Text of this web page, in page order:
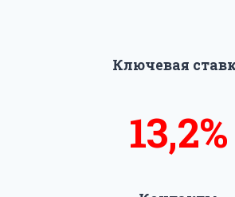
Ключевая
14%13,6%